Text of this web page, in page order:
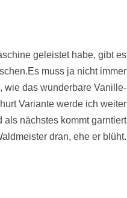
geleistet habe, gibt es
muss ja nicht immer
wie das wunderbare Vanille-
Variante werde ich weiter
als nächstes kommt garntiert
dran, ehe er blüht.